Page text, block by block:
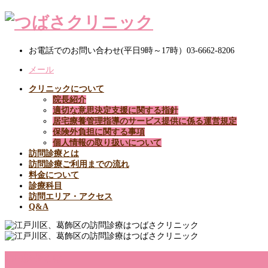
お電話でのお問い合わせ(平日9時～17時） 03-6662-8206
メール
クリニックについて
院長紹介
適切な意思決定支援に関する指針
居宅療養管理指導のサービス提供に係る運営規定
保険外負担に関する事項
個人情報の取り扱いについて
訪問診療とは
訪問診療ご利用までの流れ
料金について
診療科目
訪問エリア・アクセス
Q&A